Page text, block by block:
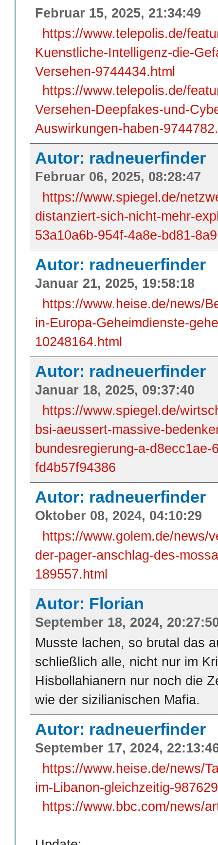
Februar 15, 2025, 21:34:49
https://www.telepolis.de/
Kuenstliche-Intelligenz-die-
Versehen-9744434.html
https://www.telepolis.de/
Versehen-Deepfakes-und-
Auswirkungen-haben-
Autor: radneuerfinder
Februar 06, 2025, 08:28:47
https://www.spiegel.de/
distanziert-sich-nicht-mehr-
53a10a6b-954f-4a8e-bd81-
Autor: radneuerfinder
Januar 21, 2025, 19:58:18
https://www.heise.de/news/
in-Europa-Geheimdienste-
10248164.html
Autor: radneuerfinder
Januar 18, 2025, 09:37:40
https://www.spiegel.de/
bsi-aeussert-massive-
bundesregierung-a-d8ecc1ae-
fd4b57f94386
Autor: radneuerfinder
Oktober 08, 2024, 04:10:29
https://www.golem.de/news/
der-pager-anschlag-des-
189557.html
Autor: Florian
September 18, 2024,
Musste lachen, so brutal das
schließlich alle, nicht nur im
Hisbollahianern nur noch die
wie der sizilianischen Mafia.
Autor: radneuerfinder
September 17, 2024,
https://www.heise.de/news/
im-Libanon-gleichzeitig-
https://www.bbc.com/news/